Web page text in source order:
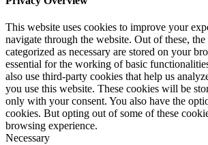
This website uses cookies to improve your
navigate through the website. Out of these, the
categorized as necessary are stored on your
essential for the working of basic
also use third-party cookies that help us
you use this website. These cookies will be
only with your consent. You also have the
cookies. But opting out of some of these
browsing experience.
Necessary